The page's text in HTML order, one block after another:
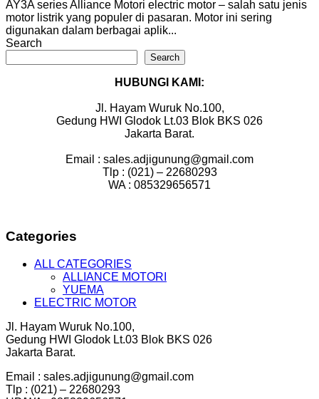
AY3A series Alliance Motori electric motor – salah satu jenis
motor listrik yang populer di pasaran. Motor ini sering
digunakan dalam berbagai aplik...
Search
Search
HUBUNGI KAMI:
Jl. Hayam Wuruk No.100,
Gedung HWI Glodok Lt.03 Blok BKS 026
Jakarta Barat.
Email : sales.adjigunung@gmail.com
Tlp : (021) – 22680293
WA : 085329656571
Categories
ALL CATEGORIES
ALLIANCE MOTORI
YUEMA
ELECTRIC MOTOR
Jl. Hayam Wuruk No.100,
Gedung HWI Glodok Lt.03 Blok BKS 026
Jakarta Barat.
Email : sales.adjigunung@gmail.com
Tlp : (021) – 22680293